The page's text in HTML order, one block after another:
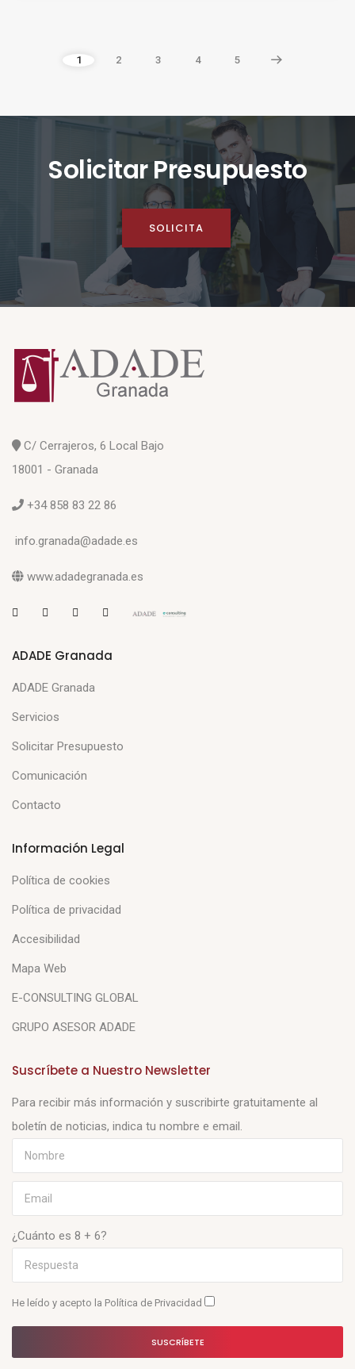
1 2 3 4 5
Solicitar Presupuesto
SOLICITA
C/ Cerrajeros, 6 Local Bajo
18001 - Granada
+34 858 83 22 86
info.granada@adade.es
www.adadegranada.es
ADADE Granada
ADADE Granada
Servicios
Solicitar Presupuesto
Comunicación
Contacto
Información Legal
Política de cookies
Política de privacidad
Accesibilidad
Mapa Web
E-CONSULTING GLOBAL
GRUPO ASESOR ADADE
Suscríbete a Nuestro Newsletter
Para recibir más información y suscribirte gratuitamente al
boletín de noticias, indica tu nombre e email.
¿Cuánto es 8 + 6?
He leído y acepto la Política de Privacidad
SUSCRÍBETE